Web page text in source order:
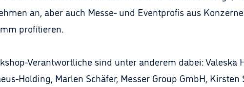
an, aber auch Messe- und Eventprofis aus
profitieren.
Verantwortliche sind unter anderem dabei: Valeska
Holding, Marlen Schäfer, Messer Group GmbH,